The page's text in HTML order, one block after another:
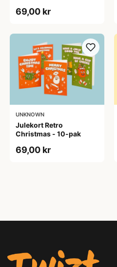
69,00 kr
UNKNOWN
Julekort Retro
Christmas - 10-pak
69,00 kr